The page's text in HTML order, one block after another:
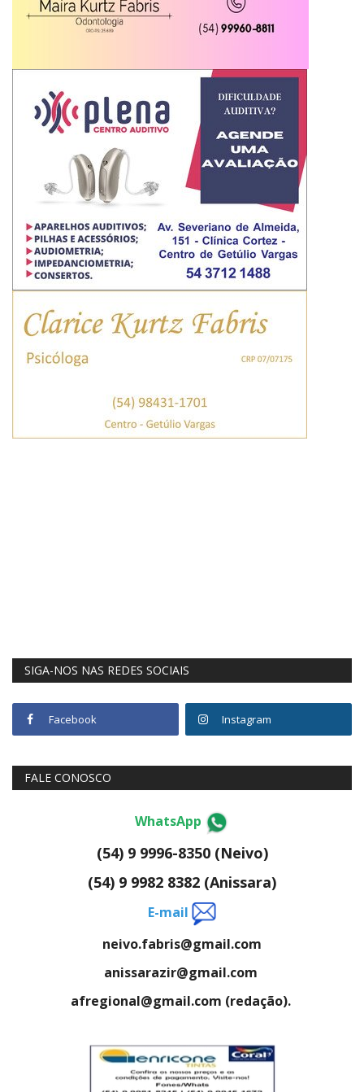
SIGA-NOS NAS REDES SOCIAIS
Facebook Instagram
FALE CONOSCO
WhatsApp
(54) 9 9996-8350 (Neivo)
(54) 9 9982 8382 (Anissara)
E-mail
neivo.fabris@gmail.com
anissarazir@gmail.com
afregional@gmail.com (redação).